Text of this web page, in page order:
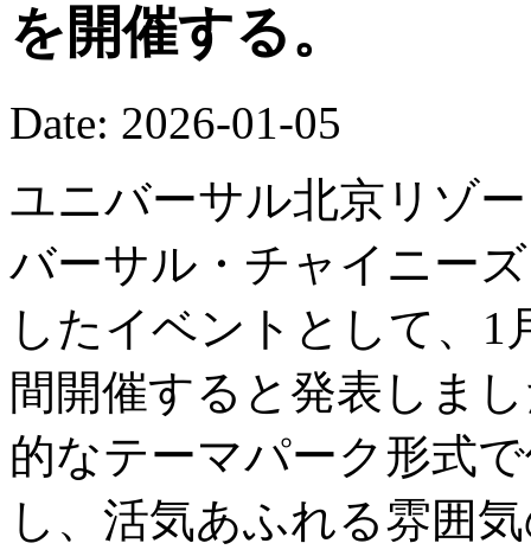
を開催する。
Date: 2026-01-05
ユニバーサル北京リゾ
バーサル・チャイニー
したイベントとして、1
間開催すると発表しま
的なテーマパーク形式
し、活気あふれる雰囲